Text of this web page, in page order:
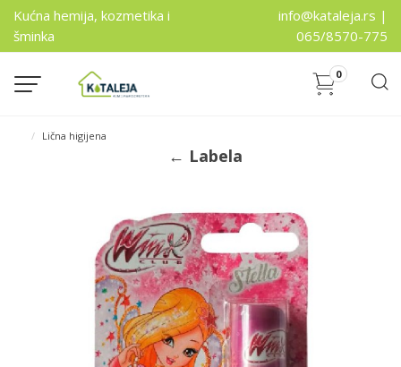
Kućna hemija, kozmetika i
šminka
info@kataleja.rs |
065/8570-775
0
Lična higijena
← Labela